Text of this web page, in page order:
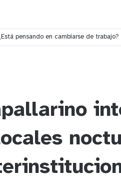
compromete financiamiento